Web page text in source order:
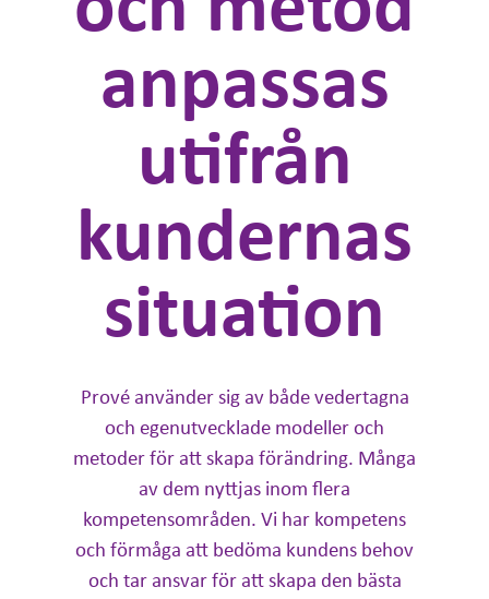
anpassas
utifrån
kundernas
situation
Prové använder sig av både vedertagna
och egenutvecklade modeller och
metoder för att skapa förändring. Många
av dem nyttjas inom flera
kompetensområden. Vi har kompetens
och förmåga att bedöma kundens behov
och tar ansvar för att skapa den bästa